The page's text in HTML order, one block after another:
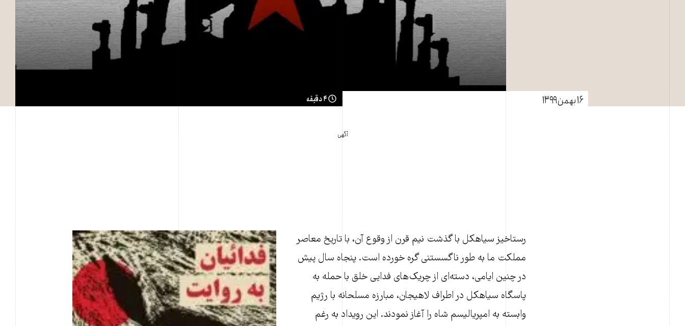
۱۶ بهمن ۱۳۹۹ ۴ دقیقه
آگهی
رستاخیز سیاهکل با گذشت نیم قرن از وقوع آن، با تاریخ معاصر
مملکت ما به طور ناگسستنی گره خورده است. پنجاه سال پیش
در چنین ایامی، دسته‌ای از چریک‌های فدایی خلق با حمله به
پاسگاه سیاهکل در اطراف لاهیجان، مبارزه مسلحانه با رژیم
وابسته به امپریالیسم شاه را آغاز نمودند. این رویداد به رغم